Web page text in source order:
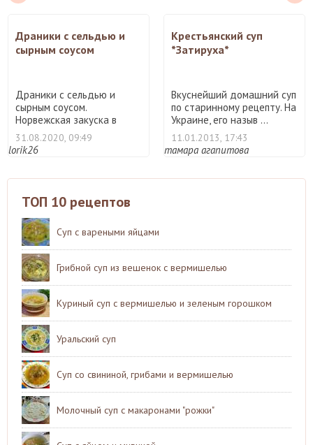
Драники с сельдью и
сырным соусом
Драники с сельдью и
сырным соусом.
Норвежская закуска в
белорусском ...
31.08.2020, 09:49
lorik26
Крестьянский суп
*Затируха*
Вкуснейший домашний суп
по старинному рецепту. На
Украине, его назыв ...
11.01.2013, 17:43
тамара агапитова
ТОП 10 рецептов
Суп с вареными яйцами
Грибной суп из вешенок с вермишелью
Куриный суп с вермишелью и зеленым горошком
Уральский суп
Суп со свининой, грибами и вермишелью
Молочный суп с макаронами "рожки"